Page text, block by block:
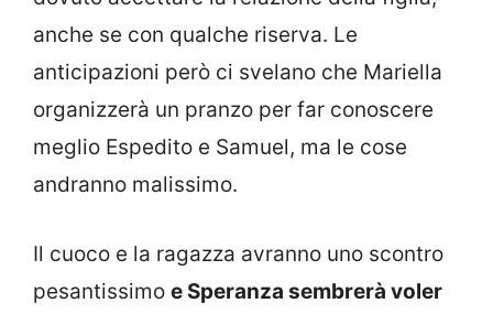
anche se con qualche riserva. Le
anticipazioni però ci svelano che Mariella
organizzerà un pranzo per far conoscere
meglio Espedito e Samuel, ma le cose
andranno malissimo.
Il cuoco e la ragazza avranno uno scontro
pesantissimo e Speranza sembrerà voler